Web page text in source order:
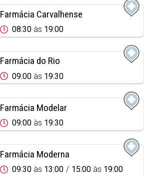
Farmácia Carvalhense
08:30 às 19:00
Farmácia do Rio
09:00 às 19:30
Farmácia Modelar
09:00 às 19:30
Farmácia Moderna
09:30 às 13:00 15:00 às 19:00